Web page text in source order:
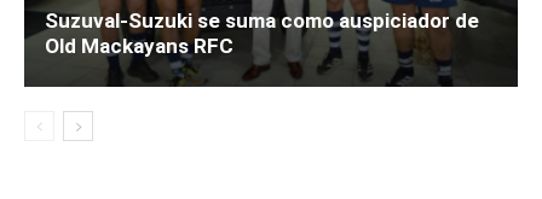
Suzuval-Suzuki se suma como auspiciador de
Old Mackayans RFC